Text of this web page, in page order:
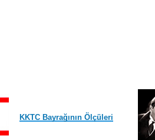
KKTC Bayrağının Ölçüleri